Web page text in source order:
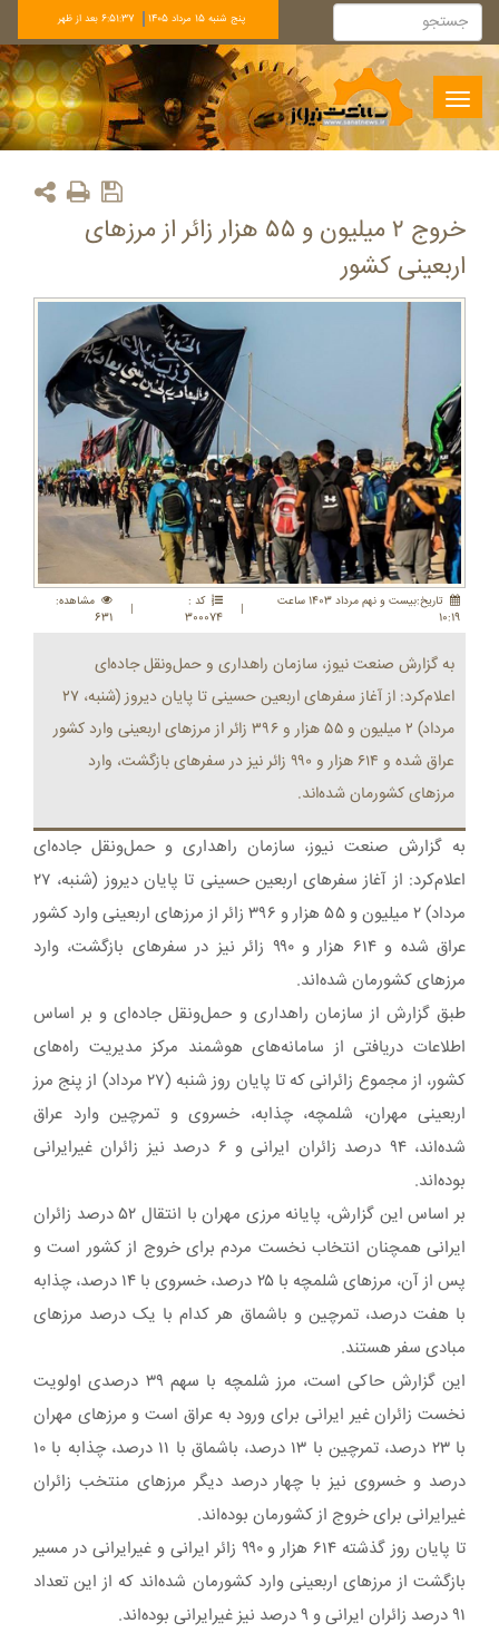
پنج شنبه 15 مرداد 1405 6:51:37 بعد از ظهر
Toggle
navigation
خروج ۲ میلیون و ۵۵ هزار زائر از مرزهای
اربعینی کشور
تاريخ:بيست و نهم مرداد 1403 ساعت
10:19
|
کد :
300074
|
مشاهده:
631
به گزارش صنعت نیوز، سازمان راهداری و حمل‌ونقل جاده‌ای
اعلام‌کرد: از آغاز سفرهای اربعین حسینی تا پایان دیروز (شنبه، ۲۷
مرداد) ۲ میلیون و ۵۵ هزار و ۳۹۶ زائر از مرزهای اربعینی وارد کشور
عراق شده و ۶۱۴ هزار و ۹۹۰ زائر نیز در سفرهای بازگشت، وارد
مرزهای کشورمان شده‌اند.
به گزارش صنعت نیوز، سازمان راهداری و حمل‌ونقل جاده‌ای
اعلام‌کرد: از آغاز سفرهای اربعین حسینی تا پایان دیروز (شنبه، ۲۷
مرداد) ۲ میلیون و ۵۵ هزار و ۳۹۶ زائر از مرزهای اربعینی وارد کشور
عراق شده و ۶۱۴ هزار و ۹۹۰ زائر نیز در سفرهای بازگشت، وارد
مرزهای کشورمان شده‌اند.
طبق گزارش از سازمان راهداری و حمل‌ونقل جاده‌ای و بر اساس
اطلاعات دریافتی از سامانه‌های هوشمند مرکز مدیریت راه‌های
کشور، از مجموع زائرانی که تا پایان روز شنبه (۲۷ مرداد) از پنج مرز
اربعینی مهران، شلمچه، چذابه، خسروی و تمرچین وارد عراق
شده‌اند، ۹۴ درصد زائران ایرانی و ۶ درصد نیز زائران غیرایرانی
بوده‌اند.
بر اساس این گزارش، پایانه مرزی مهران با انتقال ۵۲ درصد زائران
ایرانی همچنان انتخاب نخست مردم برای خروج از کشور است و
پس از آن، مرزهای شلمچه با ۲۵ درصد، خسروی با ۱۴ درصد، چذابه
با هفت درصد، تمرچین و باشماق هر کدام با یک درصد مرزهای
مبادی سفر هستند.
این گزارش حاکی است، مرز شلمچه با سهم ۳۹ درصدی اولویت
نخست زائران غیر ایرانی برای ورود به عراق است و مرزهای مهران
با ۲۳ درصد، تمرچین با ۱۳ درصد، باشماق با ۱۱ درصد، چذابه با ۱۰
درصد و خسروی نیز با چهار درصد دیگر مرزهای منتخب زائران
غیرایرانی برای خروج از کشورمان بوده‌اند.
تا پایان روز گذشته ۶۱۴ هزار و ۹۹۰ زائر ایرانی و غیرایرانی در مسیر
بازگشت از مرزهای اربعینی وارد کشورمان شده‌اند که از این تعداد
۹۱ درصد زائران ایرانی و ۹ درصد نیز غیرایرانی بوده‌اند.